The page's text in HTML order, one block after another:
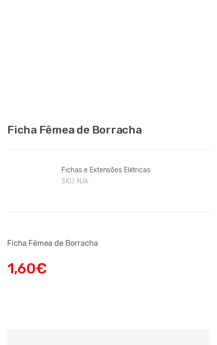
Ficha Fêmea de Borracha
Fichas e Extensões Elétricas
SKU: N/A
Ficha Fêmea de Borracha
1,60€